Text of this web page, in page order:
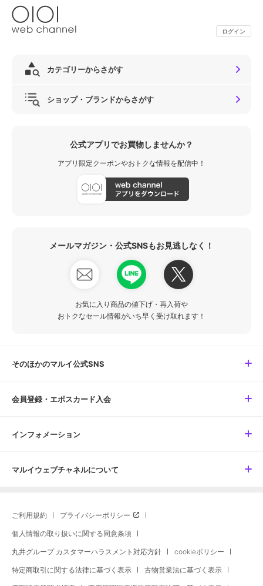
ログイン
カテゴリーからさがす
ショップ・ブランドからさがす
公式アプリでお買物しませんか？
アプリ限定クーポンやおトクな情報を配信中！
メールマガジン・公式SNSもお見逃しなく！
お気に入り商品の値下げ・再入荷や
おトクなセール情報がいち早く受け取れます！
そのほかのマルイ公式SNS
会員登録・エポスカード入会
インフォメーション
マルイウェブチャネルについて
ご利用規約 プライバシーポリシー
個人情報の取り扱いに関する同意条項
丸井グループ カスタマーハラスメント対応方針 cookieポリシー
特定商取引に関する法律に基づく表示 古物営業法に基づく表示